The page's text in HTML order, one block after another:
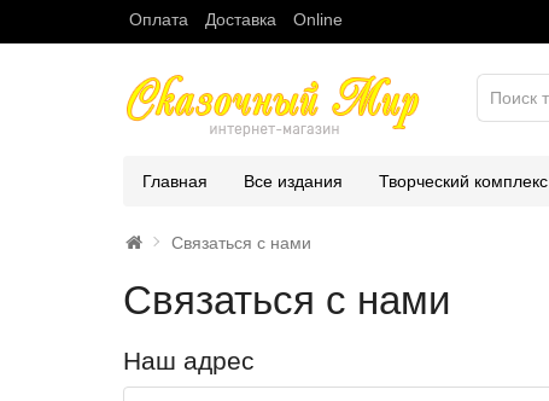
Оплата Доставка Online
Главная Все издания Творческий комплекс
Связаться с нами
Связаться с нами
Наш адрес